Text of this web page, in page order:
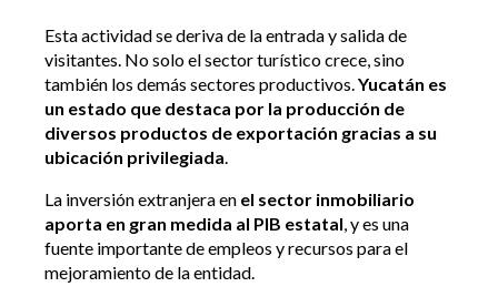
Esta actividad se deriva de la entrada y salida de
visitantes. No solo el sector turístico crece, sino
también los demás sectores productivos. Yucatán es
un estado que destaca por la producción de
diversos productos de exportación gracias a su
ubicación privilegiada
La inversión extranjera en el sector inmobiliario
aporta en gran medida al PIB estatal , y es una
fuente importante de empleos y recursos para el
mejoramiento de la entidad.